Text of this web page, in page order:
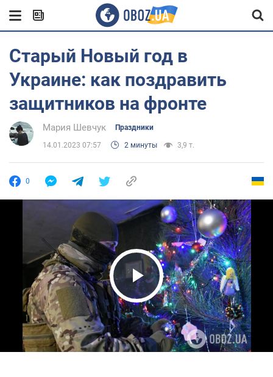
Старый Новый год в
Украине: как поздравить
защитников на фронте
Мария Шевчук Праздники
14.01.2023 07:57 2 минуты 3,9 т.
0
Play Video